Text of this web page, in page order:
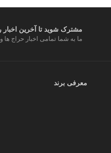
مشترک شوید تا آخرین اخبار
ما به شما تمامی اخبار حراج ها
معرفی برند